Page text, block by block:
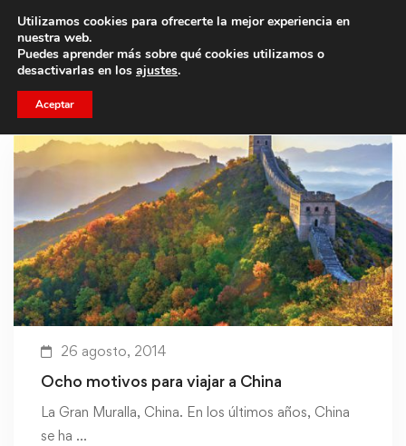
Trae a un amigo y llevaos un total de 75€ de descuento.
26 agosto, 2014
Ocho motivos para viajar a China
La Gran Muralla, China. En los últimos años, China
se ha …
Utilizamos cookies para ofrecerte la mejor experiencia en
nuestra web.
Puedes aprender más sobre qué cookies utilizamos o
desactivarlas en los ajustes.
Aceptar